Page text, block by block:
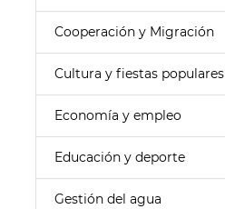
Cooperación y Migración
Cultura y fiestas populares
Economía y empleo
Educación y deporte
Gestión del agua